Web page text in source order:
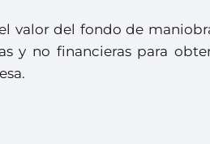
valor del fondo de
y no financieras para